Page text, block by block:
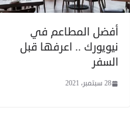
أفضل المطاعم في
نيويورك .. اعرفها قبل
السفر
28 سبتمبر، 2021